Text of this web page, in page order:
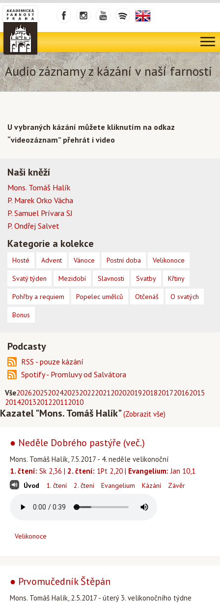
Audio záznamy z kázání v naší farnosti
Vše202620252024202320222021202020192018201720162015
20142013201220112010
Kazatel "Mons. Tomáš Halík"(Zobrazit vše)
● Neděle Dobrého pastýře (več.)
Mons. Tomáš Halík, 7.5.2017 - 4. neděle velikonoční
1. čtení: Sk 2,36 | 2. čtení: 1Pt 2,20 | Evangelium: Jan 10,1
Úvod 1. čtení 2. čtení Evangelium Kázání Závěr
Velikonoce
● Prvomučedník Štěpán
Mons. Tomáš Halík, 2.5.2017 - úterý 3. velikonočního týdne
U vybraných kázání můžete kliknutím na odkaz
“videozáznam” přehrát i video
Naši kněží
Mons. Tomáš Halík
P. Marek Orko Vácha
P. Samuel Prívara SJ
P. Ondřej Salvet
Kategorie a kolekce
Hosté Advent Vánoce Postní doba Velikonoce
Svatý týden Mezidobí Slavnosti Svatby Křtiny
Pohřby a requiem Popelec umělců Otčenáš O svatých
Bonus
Podcasty
RSS - pouze kázání
Spotify - Promluvy od Salvátora